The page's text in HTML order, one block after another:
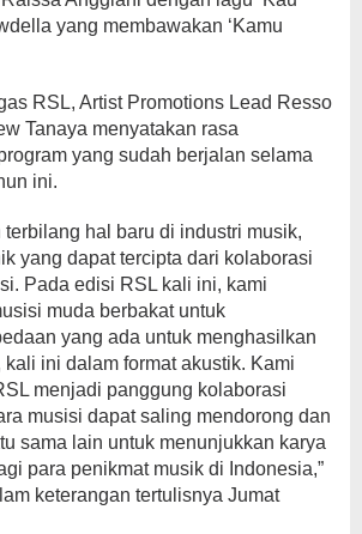
yang membawakan ‘Kamu
RSL, Artist Promotions Lead Resso
Tanaya menyatakan rasa
yang sudah berjalan selama
ini.
terbilang hal baru di industri musik,
yang dapat tercipta dari kolaborasi
Pada edisi RSL kali ini, kami
muda berbakat untuk
yang ada untuk menghasilkan
kali ini dalam format akustik. Kami
menjadi panggung kolaborasi
musisi dapat saling mendorong dan
sama lain untuk menunjukkan karya
para penikmat musik di Indonesia,”
keterangan tertulisnya Jumat